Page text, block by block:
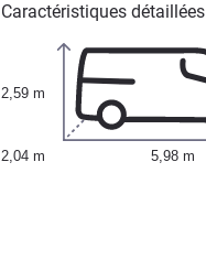
Caractéristiques détaillées
2,59 m
2,04 m 5,98 m